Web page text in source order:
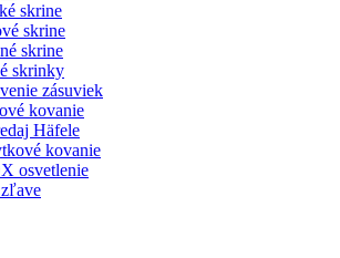
skrine
skrine
skrine
skrinky
zásuviek
kovanie
Häfele
kovanie
osvetlenie